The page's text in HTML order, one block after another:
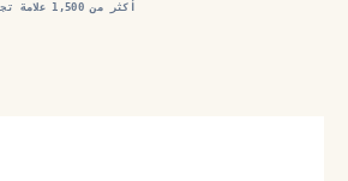
أكثر من 1,500 علامة تجارية